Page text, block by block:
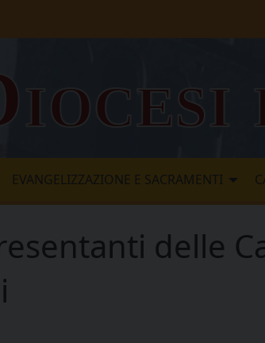
EVANGELIZZAZIONE E SACRAMENTI
delle